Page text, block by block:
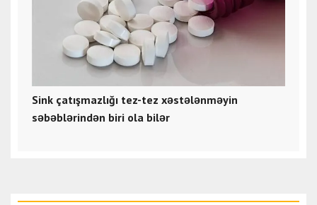
Sink çatışmazlığı tez-tez xəstələnməyin
səbəblərindən biri ola bilər